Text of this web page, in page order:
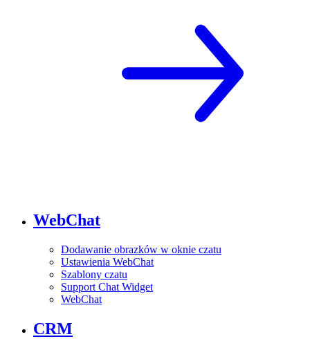
WebChat
Dodawanie obrazków w oknie czatu
Ustawienia WebChat
Szablony czatu
Support Chat Widget
WebChat
CRM